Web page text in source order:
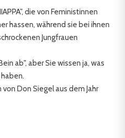
die von Feministinnen
hassen, während sie bei ihnen
Jungfrauen
ab", aber Sie wissen ja, was
Don Siegel aus dem Jahr